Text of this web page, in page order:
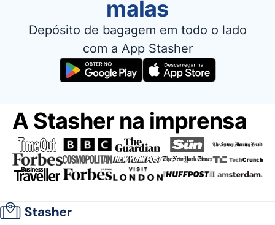
malas
Depósito de bagagem em todo o lado
com a App Stasher
A Stasher na imprensa